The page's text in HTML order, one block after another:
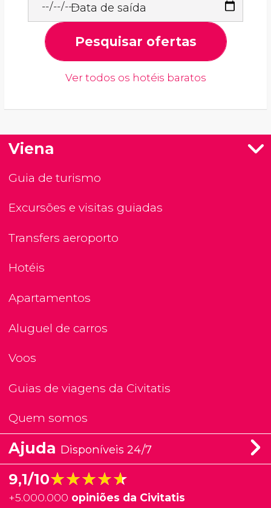
Data de saída
Pesquisar ofertas
Ver todos os hotéis baratos
Viena
Guia de turismo
Excursões e visitas guiadas
Transfers aeroporto
Hotéis
Apartamentos
Aluguel de carros
Voos
Guias de viagens da Civitatis
Quem somos
Ajuda Disponíveis 24/7
9,1/10★★★★★
★★★★★
+5.000.000 opiniões da Civitatis